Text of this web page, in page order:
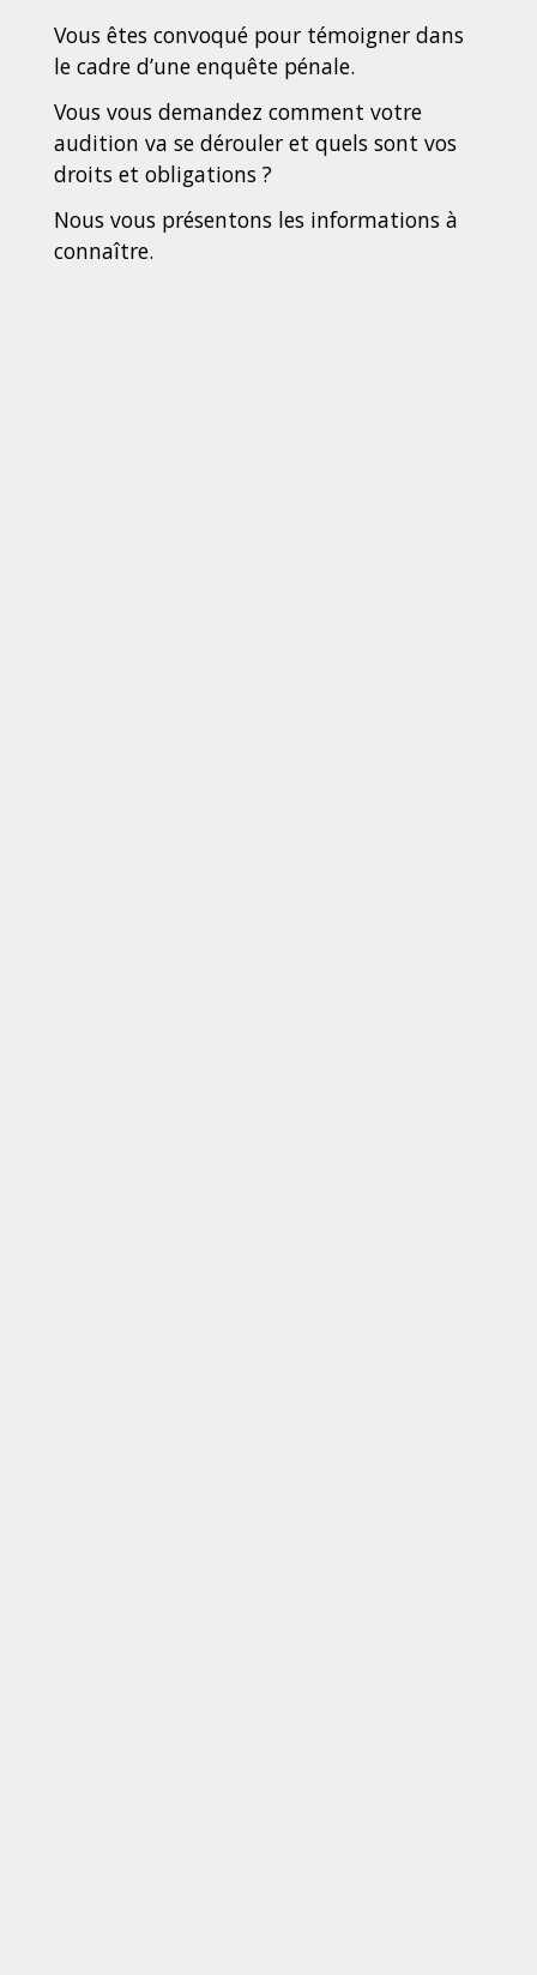
Vous êtes convoqué pour témoigner dans
le cadre d’une enquête pénale.
Vous vous demandez comment votre
audition va se dérouler et quels sont vos
droits et obligations ?
Nous vous présentons les informations à
connaître.